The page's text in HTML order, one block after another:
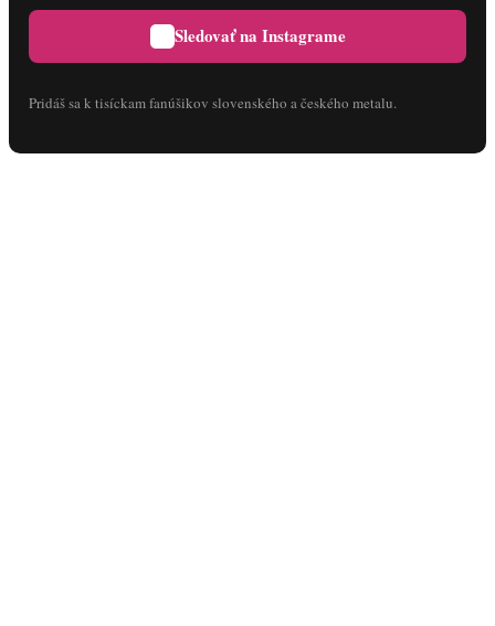
Sledovať na Instagrame
Pridáš sa k tisíckam fanúšikov slovenského a českého metalu.